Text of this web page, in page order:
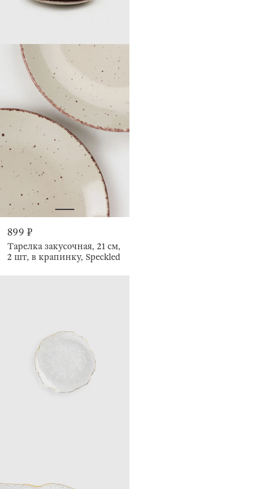
899 ₽
Тарелка закусочная, 21 см,
2 шт, в крапинку, Speckled